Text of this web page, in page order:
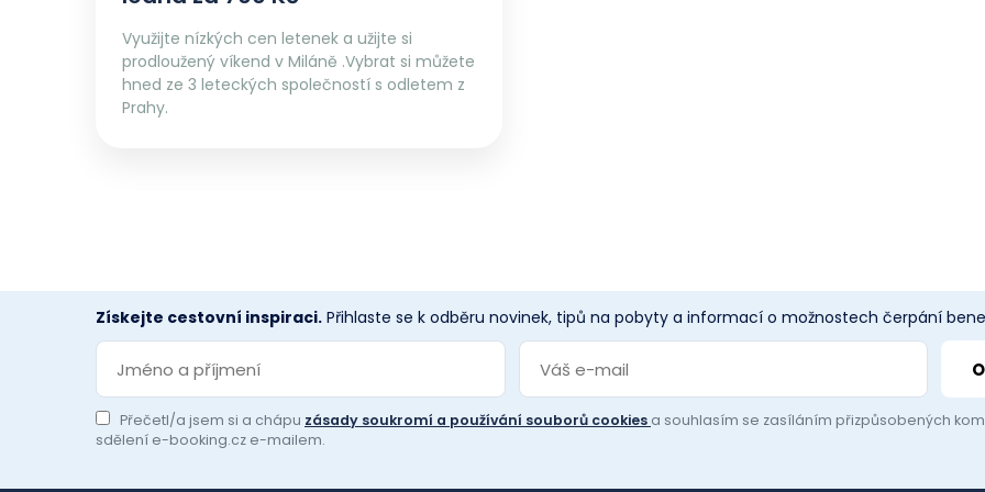
Využijte nízkých cen letenek a užijte si
prodloužený víkend v Miláně .Vybrat si můžete
hned ze 3 leteckých společností s odletem z
Prahy.
Získejte cestovní inspiraci. Přihlaste se k odběru novinek, tipů na pobyty a informací o možnostech čerpání
Přečetl/a jsem si a chápu zásady soukromí a používání souborů cookies a souhlasím se zasíláním přizpůsobených
sdělení e-booking.cz e-mailem.